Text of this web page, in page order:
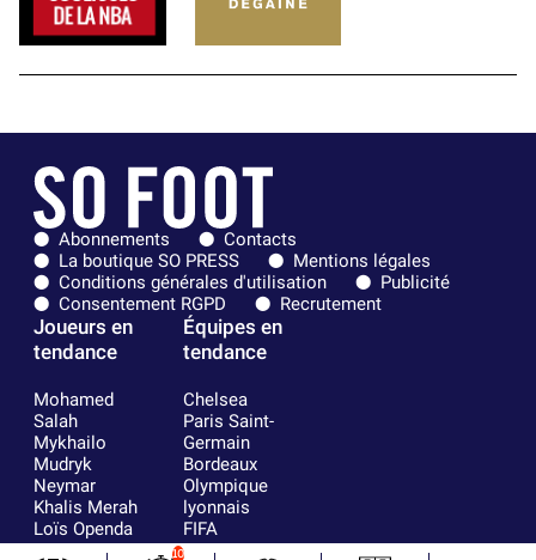
Abonnements
Contacts
La boutique SO PRESS
Mentions légales
Conditions générales d'utilisation
Publicité
Consentement RGPD
Recrutement
Joueurs en
tendance
Mohamed
Salah
Mykhailo
Mudryk
Neymar
Khalis Merah
Loïs Openda
Moussa
Équipes en
tendance
Chelsea
Paris Saint-
Germain
Bordeaux
Olympique
lyonnais
FIFA
Real Madrid
10